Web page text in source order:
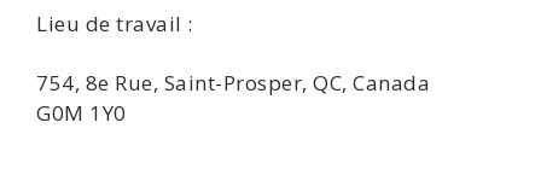
Lieu de travail :
754, 8e Rue, Saint-Prosper, QC, Canada
G0M 1Y0